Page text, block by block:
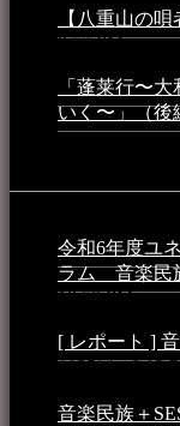
【八重山の
9:52 PM
「蓬莱行〜
いく〜」（後
令和6年度ユ
ラム 音楽民
10:50 PM
[ レポート ]
月25日 - 9:13
音楽民族＋